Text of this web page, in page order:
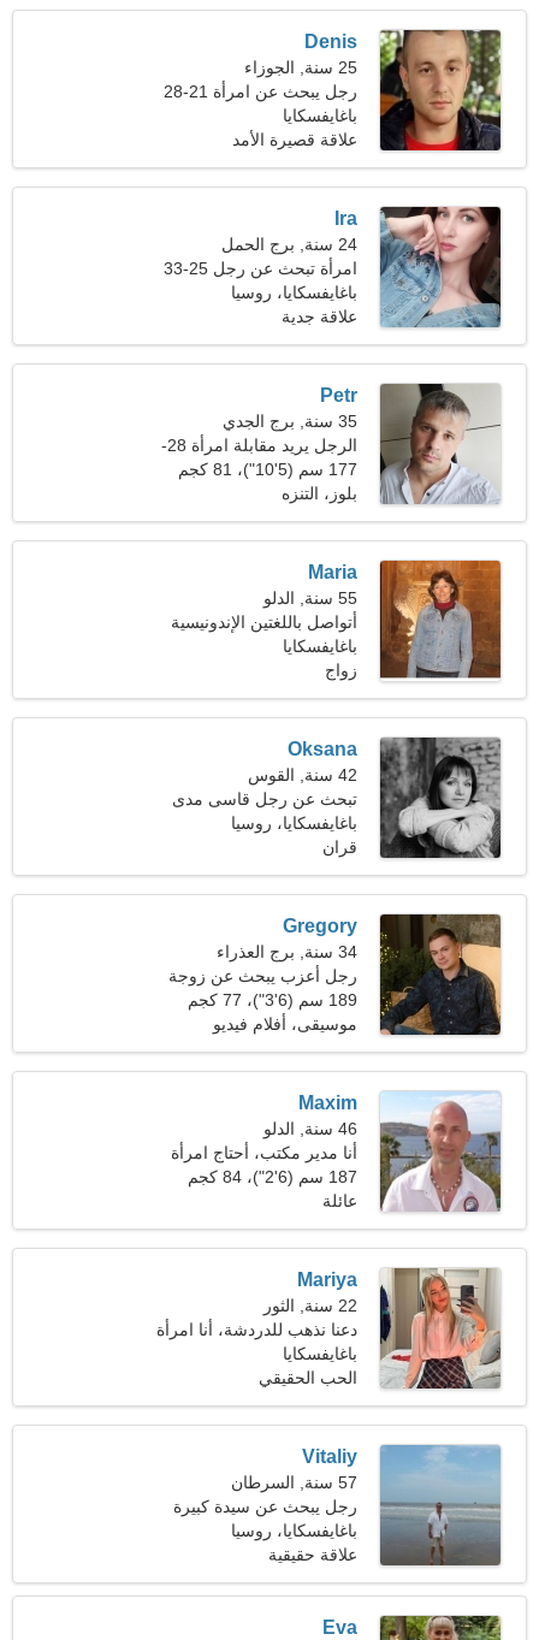
Denis
25 سنة, الجوزاء
رجل يبحث عن امرأة 21-28
باغايفسكايا
علاقة قصيرة الأمد
Ira
24 سنة, برج الحمل
امرأة تبحث عن رجل 25-33
باغايفسكايا، روسيا
علاقة جدية
Petr
35 سنة, برج الجدي
الرجل يريد مقابلة امرأة 28-
30
177 سم (5'10")، 81 كجم
(178 رطلا)
بلوز، التنزه
Maria
55 سنة, الدلو
أتواصل باللغتين الإندونيسية
والصينية
باغايفسكايا
زواج
Oksana
42 سنة, القوس
تبحث عن رجل قاسى مدى
الحياة
باغايفسكايا، روسيا
قران
Gregory
34 سنة, برج العذراء
رجل أعزب يبحث عن زوجة
23-31
189 سم (6'3")، 77 كجم
(169 رطلا)
موسيقى، أفلام فيديو
Maxim
46 سنة, الدلو
أنا مدير مكتب، أحتاج امرأة
ساحرة
187 سم (6'2")، 84 كجم
(185 رطلا)
عائلة
Mariya
22 سنة, الثور
دعنا نذهب للدردشة، أنا امرأة
حالمة
باغايفسكايا
الحب الحقيقي
Vitaliy
57 سنة, السرطان
رجل يبحث عن سيدة كبيرة
باغايفسكايا، روسيا
علاقة حقيقية
Eva